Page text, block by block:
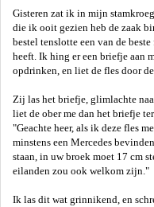
Gisteren zat ik in mijn
die ik ooit gezien heb de zaak
bestel tenslotte een van de
heeft. Ik hing er een briefje aan
opdrinken, en liet de fles door
Zij las het briefje, glimlachte
liet de ober me dan het briefje
"Geachte heer, als ik deze fles
minstens een Mercedes
staan, in uw broek moet 17 cm
eilanden zou ook welkom zijn."
Ik las dit wat grinnikend, en